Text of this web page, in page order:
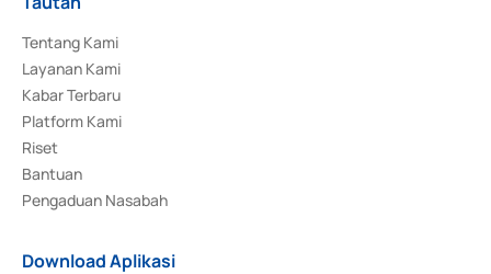
Tentang Kami
Layanan Kami
Kabar Terbaru
Platform Kami
Riset
Bantuan
Pengaduan Nasabah
Download Aplikasi